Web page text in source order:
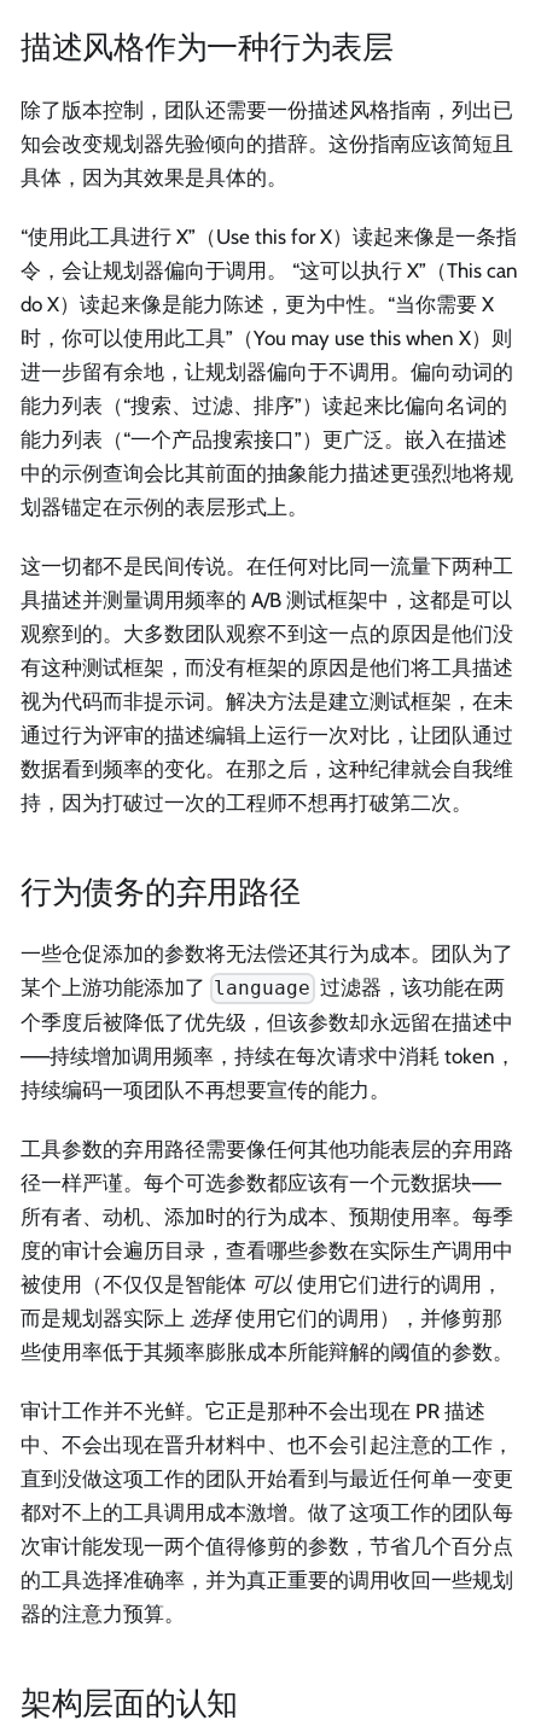
描述风格作为一种行为表层
除了版本控制，团队还需要一份描述风格指南，列出已
知会改变规划器先验倾向的措辞。这份指南应该简短且
具体，因为其效果是具体的。
“使用此工具进行 X”（Use this for X）读起来像是一条指
令，会让规划器偏向于调用。 “这可以执行 X”（This can
do X）读起来像是能力陈述，更为中性。“当你需要 X
时，你可以使用此工具”（You may use this when X）则
进一步留有余地，让规划器偏向于不调用。偏向动词的
能力列表（“搜索、过滤、排序”）读起来比偏向名词的
能力列表（“一个产品搜索接口”）更广泛。嵌入在描述
中的示例查询会比其前面的抽象能力描述更强烈地将规
划器锚定在示例的表层形式上。
这一切都不是民间传说。在任何对比同一流量下两种工
具描述并测量调用频率的 A/B 测试框架中，这都是可以
观察到的。大多数团队观察不到这一点的原因是他们没
有这种测试框架，而没有框架的原因是他们将工具描述
视为代码而非提示词。解决方法是建立测试框架，在未
通过行为评审的描述编辑上运行一次对比，让团队通过
数据看到频率的变化。在那之后，这种纪律就会自我维
持，因为打破过一次的工程师不想再打破第二次。
行为债务的弃用路径
一些仓促添加的参数将无法偿还其行为成本。团队为了
某个上游功能添加了 language 过滤器，该功能在两
个季度后被降低了优先级，但该参数却永远留在描述中
——持续增加调用频率，持续在每次请求中消耗 token，
持续编码一项团队不再想要宣传的能力。
工具参数的弃用路径需要像任何其他功能表层的弃用路
径一样严谨。每个可选参数都应该有一个元数据块——
所有者、动机、添加时的行为成本、预期使用率。每季
度的审计会遍历目录，查看哪些参数在实际生产调用中
被使用（不仅仅是智能体 可以 使用它们进行的调用，
而是规划器实际上 选择使用它们的调用），并修剪那
些使用率低于其频率膨胀成本所能辩解的阈值的参数。
审计工作并不光鲜。它正是那种不会出现在 PR 描述
中、不会出现在晋升材料中、也不会引起注意的工作，
直到没做这项工作的团队开始看到与最近任何单一变更
都对不上的工具调用成本激增。做了这项工作的团队每
次审计能发现一两个值得修剪的参数，节省几个百分点
的工具选择准确率，并为真正重要的调用收回一些规划
器的注意力预算。
架构层面的认知